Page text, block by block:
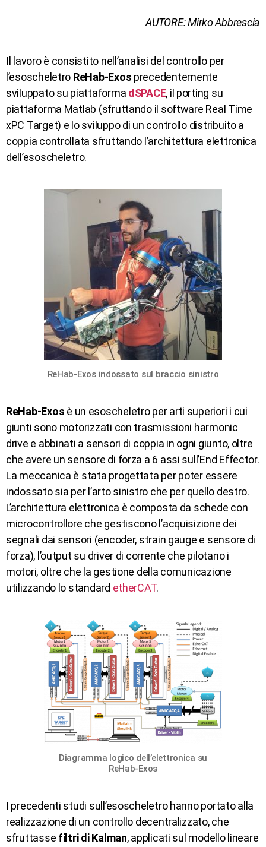
AUTORE: Mirko Abbrescia
Il lavoro è consistito nell’analisi del controllo per
l’esoscheletro ReHab-Exos precedentemente
sviluppato su piattaforma dSPACE, il porting su
piattaforma Matlab (sfruttando il software Real Time
xPC Target) e lo sviluppo di un controllo distribuito a
coppia controllata sfruttando l’architettura elettronica
dell’esoscheletro.
ReHab-Exos indossato sul braccio sinistro
ReHab-Exos è un esoscheletro per arti superiori i cui
giunti sono motorizzati con trasmissioni harmonic
drive e abbinati a sensori di coppia in ogni giunto, oltre
che avere un sensore di forza a 6 assi sull’End Effector.
La meccanica è stata progettata per poter essere
indossato sia per l’arto sinistro che per quello destro.
L’architettura elettronica è composta da schede con
microcontrollore che gestiscono l’acquisizione dei
segnali dai sensori (encoder, strain gauge e sensore di
forza), l’output su driver di corrente che pilotano i
motori, oltre che la gestione della comunicazione
utilizzando lo standard etherCAT.
Diagramma logico dell’elettronica su
ReHab-Exos
I precedenti studi sull’esoscheletro hanno portato alla
realizzazione di un controllo decentralizzato, che
sfruttasse filtri di Kalman, applicati sul modello lineare